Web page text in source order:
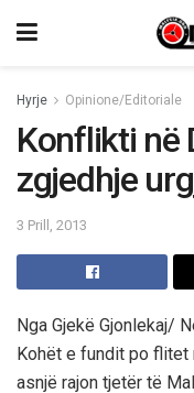
Hyrje Opinione/Editoriale
Konflikti në
zgjedhje
3 Prill, 2013
Nga Gjekё Gjonlekaj/
Kohёt e fundit po flitet
asnjё rajon tjetёr tё